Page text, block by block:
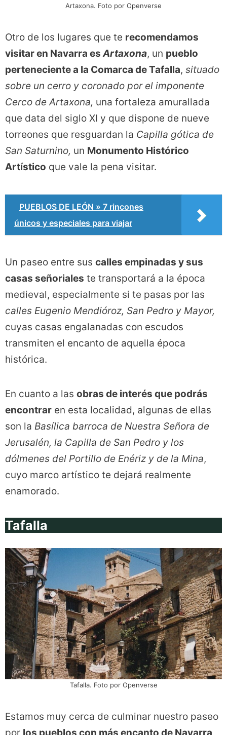
Artaxona. Foto por Openverse
Otro de los lugares que te recomendamos
visitar en Navarra esArtaxona, un pueblo
perteneciente a la Comarca de Tafalla, situado
sobre un cerro y coronado por el imponente
Cerco de Artaxona, una fortaleza amurallada
que data del siglo XI y que dispone de nueve
torreones que resguardan la Capilla gótica de
San Saturnino, un Monumento Histórico
Artístico que vale la pena visitar.
PUEBLOS DE LEÓN » 7 rincones
únicos y especiales para viajar
Un paseo entre sus calles empinadas y sus
casas señoriales te transportará a la época
medieval, especialmente si te pasas por las
calles Eugenio Mendióroz, San Pedro y Mayor,
cuyas casas engalanadas con escudos
transmiten el encanto de aquella época
histórica.
En cuanto a las obras de interés que podrás
encontrar en esta localidad, algunas de ellas
son la Basílica barroca de Nuestra Señora de
Jerusalén, la Capilla de San Pedro y los
dólmenes del Portillo de Enériz y de la Mina,
cuyo marco artístico te dejará realmente
enamorado.
Tafalla
Tafalla. Foto por Openverse
Estamos muy cerca de culminar nuestro paseo